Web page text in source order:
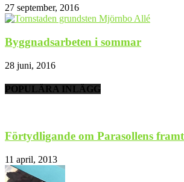
27 september, 2016
Byggnadsarbeten i sommar
28 juni, 2016
POPULÄRA INLÄGG
Förtydligande om Parasollens
11 april, 2013